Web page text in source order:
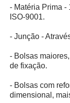
- Matéria Prima -
ISO-9001.
- Junção -
- Bolsas
de fixação.
- Bolsas com
dimensional,